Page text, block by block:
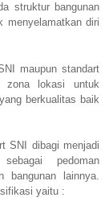
struktur bangunan
menyelamatkan diri
maupun standart
zona lokasi untuk
berkualitas baik
SNI dibagi menjadi
pedoman
bangunan lainnya.
yaitu :